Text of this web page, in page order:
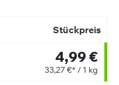
Stückpreis
4,99 €
33,27 €* / 1 kg